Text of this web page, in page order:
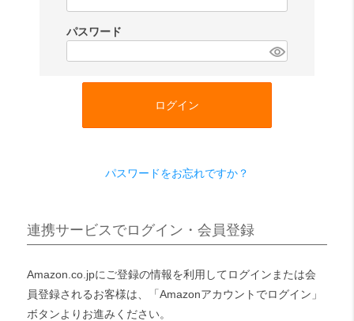
須
パスワード
ログイン
パスワードをお忘れですか？
連携サービスでログイン・会員登録
Amazon.co.jpにご登録の情報を利用してログインまたは会
員登録されるお客様は、「Amazonアカウントでログイン」
ボタンよりお進みください。